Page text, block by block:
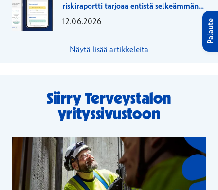
riskiraportti tarjoaa entistä selkeämmän
näkymän terveydentilaan
12.06.2026
Näytä lisää artikkeleita
Siirry Terveystalon
yrityssivustoon
Palaute